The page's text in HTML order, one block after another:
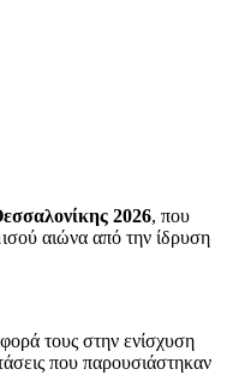
2026, που
αιώνα από την ίδρυση
τους στην ενίσχυση
που παρουσιάστηκαν